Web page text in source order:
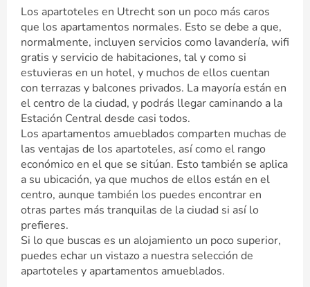
Los apartoteles en Utrecht son un poco más caros
que los apartamentos normales. Esto se debe a que,
normalmente, incluyen servicios como lavandería, wifi
gratis y servicio de habitaciones, tal y como si
estuvieras en un hotel, y muchos de ellos cuentan
con terrazas y balcones privados. La mayoría están en
el centro de la ciudad, y podrás llegar caminando a la
Estación Central desde casi todos.
Los apartamentos amueblados comparten muchas de
las ventajas de los apartoteles, así como el rango
económico en el que se sitúan. Esto también se aplica
a su ubicación, ya que muchos de ellos están en el
centro, aunque también los puedes encontrar en
otras partes más tranquilas de la ciudad si así lo
prefieres.
Si lo que buscas es un alojamiento un poco superior,
puedes echar un vistazo a nuestra selección de
apartoteles y apartamentos amueblados.